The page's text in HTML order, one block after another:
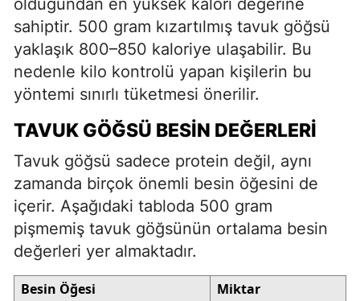
olduğundan en yüksek kalori değerine
sahiptir. 500 gram kızartılmış tavuk göğsü
yaklaşık 800–850 kaloriye ulaşabilir. Bu
nedenle kilo kontrolü yapan kişilerin bu
yöntemi sınırlı tüketmesi önerilir.
TAVUK GÖĞSÜ BESIN DEĞERLERI
Tavuk göğsü sadece protein değil, aynı
zamanda birçok önemli besin öğesini de
içerir. Aşağıdaki tabloda 500 gram
pişmemiş tavuk göğsünün ortalama besin
değerleri yer almaktadır.
Besin Öğesi Miktar